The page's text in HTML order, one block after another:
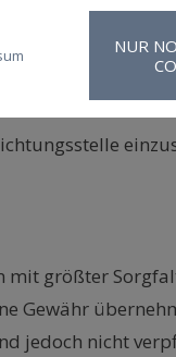
größter
Gewähr
jedoch nicht
NUR